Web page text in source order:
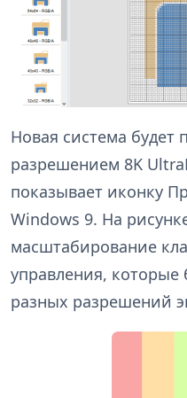
Новая система будет
разрешением 8K
показывает иконку
Windows 9. На
масштабирование
управления, которые
разных разрешений